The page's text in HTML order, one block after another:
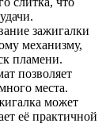
зажигалки
механизму,
пламени.
позволяет
места.
может
её практичной